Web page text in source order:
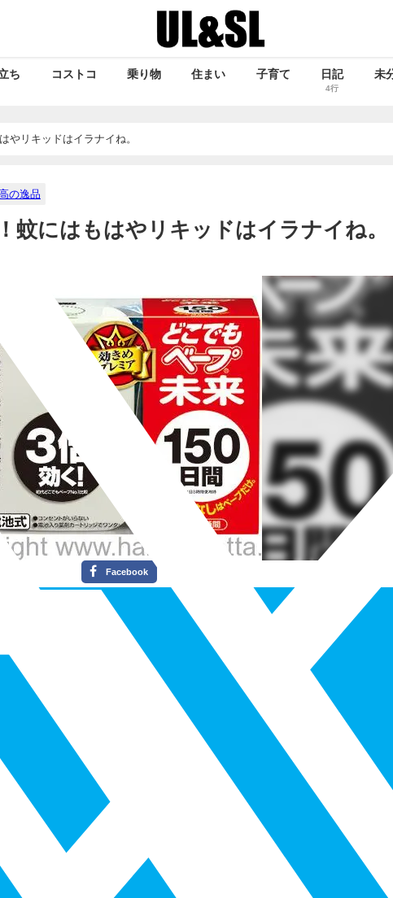
ち コストコ 乗り物 住まい 子育て 日記
4行
未
やリキッドはイラナイね。
の逸品
蚊にはもはやリキッドはイラナイね。
Facebook